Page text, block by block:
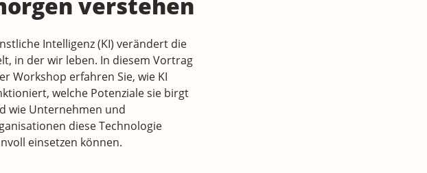
Intelligenz (KI) verändert die
in der wir leben. In diesem Vortrag
Workshop erfahren Sie, wie KI
welche Potenziale sie birgt
wie Unternehmen und
diese Technologie
einsetzen können.